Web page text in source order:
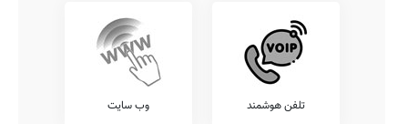
تلفن هوشمند وب سایت